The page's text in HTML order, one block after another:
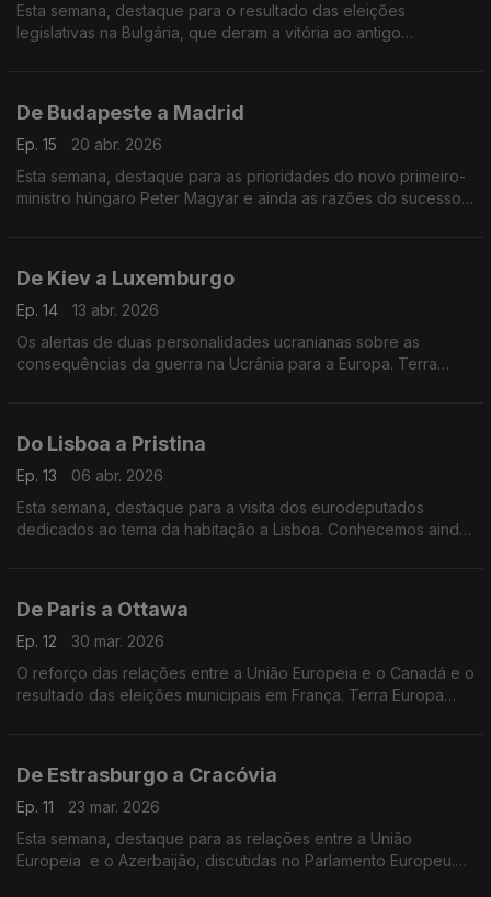
Esta semana, destaque para o resultado das eleições
legislativas na Bulgária, que deram a vitória ao antigo
De Budapeste a Madrid
Ep. 15
20 abr. 2026
Esta semana, destaque para as prioridades do novo primeiro-
ministro húngaro Peter Magyar e ainda as razões do sucesso
De Kiev a Luxemburgo
Ep. 14
13 abr. 2026
Os alertas de duas personalidades ucranianas sobre as
consequências da guerra na Ucrânia para a Europa. Terra
Do Lisboa a Pristina
Ep. 13
06 abr. 2026
Esta semana, destaque para a visita dos eurodeputados
dedicados ao tema da habitação a Lisboa. Conhecemos ainda
De Paris a Ottawa
Ep. 12
30 mar. 2026
O reforço das relações entre a União Europeia e o Canadá e o
resultado das eleições municipais em França. Terra Europa
De Estrasburgo a Cracóvia
Ep. 11
23 mar. 2026
Esta semana, destaque para as relações entre a União
Europeia e o Azerbaijão, discutidas no Parlamento Europeu.